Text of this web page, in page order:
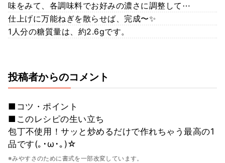
味をみて、各調味料でお好みの濃さに調整して⋯
仕上げに万能ねぎを散らせば、完成〜✨
1人分の糖質量は、約2.6gです。
投稿者からのコメント
■コツ・ポイント
■このレシピの生い立ち
包丁不使用！サッと炒めるだけで作れちゃう最高の1
品です(｡･ω･｡)☆
※みやすさのために書式を一部改変しています。